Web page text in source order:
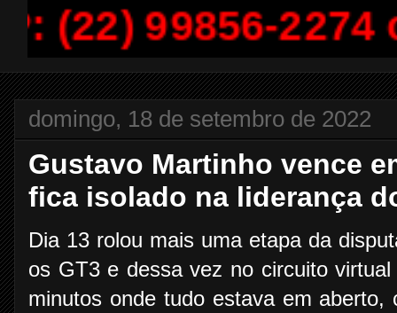
99856-2274
domingo, 18 de setembro de 2022
Gustavo Martinho vence
fica isolado na liderança
Dia 13 rolou mais uma etapa da
os GT3 e dessa vez no circuito
minutos onde tudo estava em